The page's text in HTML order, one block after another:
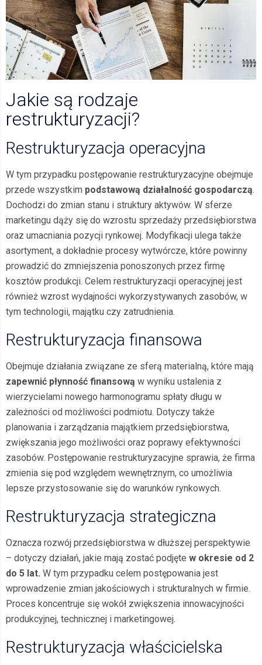
Jakie są rodzaje
restrukturyzacji?
Restrukturyzacja operacyjna
W tym przypadku postępowanie restrukturyzacyjne obejmuje
przede wszystkim podstawową działalność gospodarczą.
Dochodzi do zmian stanu i struktury aktywów. W sferze
marketingu dąży się do wzrostu sprzedaży przedsiębiorstwa
oraz umacniania pozycji rynkowej. Modyfikacji ulega także
asortyment, a dokładnie procesy wytwórcze, które powinny
prowadzić do zmniejszenia ponoszonych przez firmę
kosztów produkcji. Celem restrukturyzacji operacyjnej jest
również wzrost wydajności wykorzystywanych zasobów, w
tym technologii, majątku czy zatrudnienia.
Restrukturyzacja finansowa
Obejmuje działania związane ze sferą materialną, które mają
zapewnić płynność finansową w wyniku ustalenia z
wierzycielami nowego harmonogramu spłaty długu w
zależności od możliwości podmiotu. Dotyczy także
planowania i zarządzania majątkiem przedsiębiorstwa,
zwiększania jego możliwości oraz poprawy efektywności
zasobów. Postępowanie restrukturyzacyjne sprawia, że firma
zmienia się pod względem wewnętrznym, co umożliwia
lepsze przystosowanie się do warunków rynkowych.
Restrukturyzacja strategiczna
Oznacza rozwój przedsiębiorstwa w dłuższej perspektywie
– dotyczy działań, jakie mają zostać podjęte w okresie od 2
do 5 lat. W tym przypadku celem postępowania jest
wprowadzenie zmian jakościowych i strukturalnych w firmie.
Proces koncentruje się wokół zwiększenia innowacyjności
produkcyjnej, technicznej i marketingowej.
Restrukturyzacja właścicielska